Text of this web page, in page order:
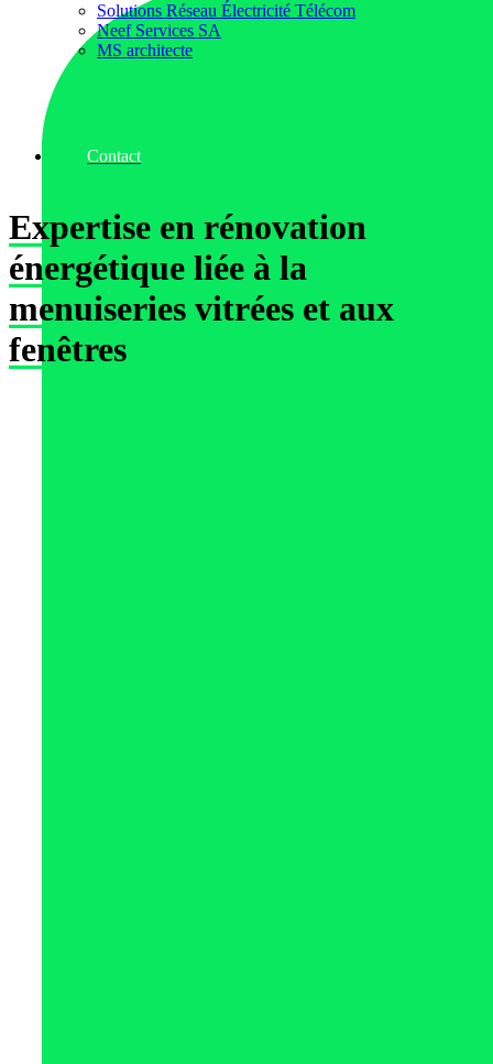
Solutions Réseau Électricité Télécom
Neef Services SA
MS architecte
Contact
Expertise en rénovation
énergétique liée à la
menuiseries vitrées et aux
fenêtres